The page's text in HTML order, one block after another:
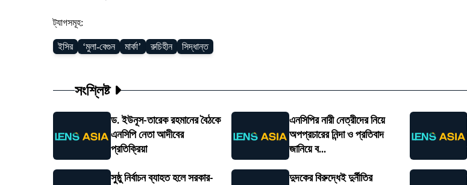
ট্যাগসমূহ:
ইসির ‘মুলা-বেগুন মার্কা’ রুচিহীন সিদ্ধান্ত
সংশ্লিষ্ট
ড. ইউনূস-তারেক রহমানের বৈঠকে
এনসিপি নেতা আদীবের
প্রতিক্রিয়া
এনসিপির নারী নেত্রীদের নিয়ে
অপপ্রচারের নিন্দা ও প্রতিবাদ
জানিয়ে ব...
সুষ্ঠু নির্বাচন ব্যাহত হলে সরকার-
দুদকের বিরুদ্ধেই দুর্নীতির